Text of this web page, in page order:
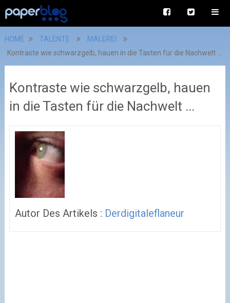
HOME TALENTE
MALEREI
Kontraste wie schwarzgelb, hauen in die Tasten für die Nachwelt ...
Kontraste wie schwarzgelb, hauen
in die Tasten für die Nachwelt ...
Autor Des Artikels : Derdigitaleflaneur